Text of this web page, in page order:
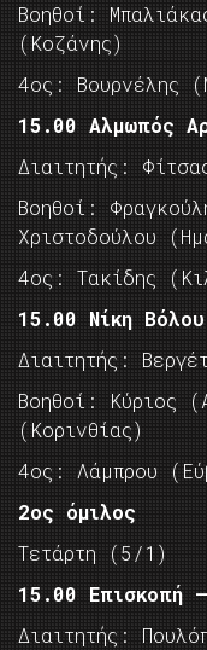
Βοηθοί:
(Κοζάνης)
4ος: Βουρνέλης
15.00 Αλμωπός
Διαιτητής:
Βοηθοί:
Χριστοδούλου
4ος: Τακίδης
15.00 Νίκη
Διαιτητής:
Βοηθοί: Κύριος
(Κορινθίας)
4ος: Λάμπρου
2ος όμιλος
Tετάρτη (5/1)
15.00 Επισκοπή
Διαιτητής: